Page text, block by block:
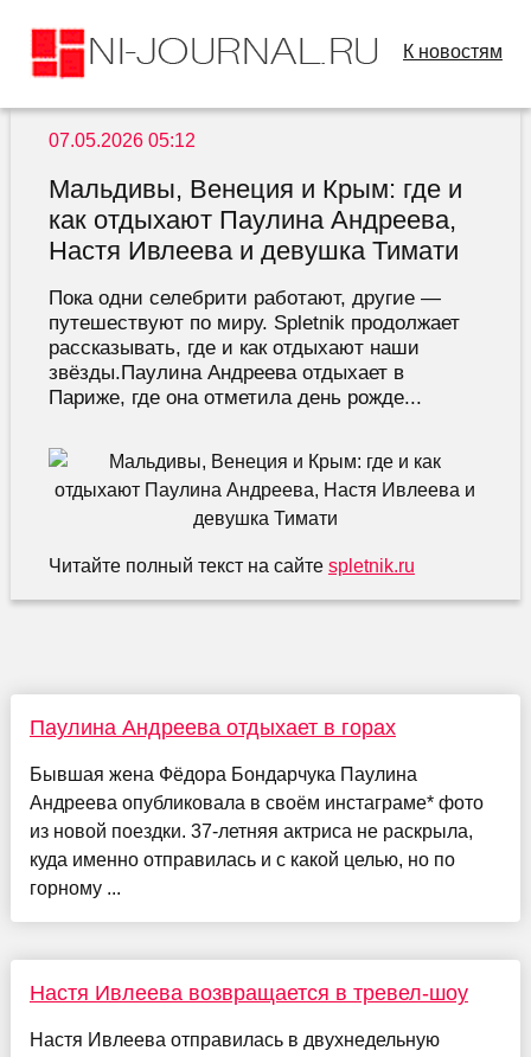
К новостям
07.05.2026 05:12
Мальдивы, Венеция и Крым: где и
как отдыхают Паулина Андреева,
Настя Ивлеева и девушка Тимати
Пока одни селебрити работают, другие —
путешествуют по миру. Spletnik продолжает
рассказывать, где и как отдыхают наши
звёзды.Паулина Андреева отдыхает в
Париже, где она отметила день рожде...
Читайте полный текст на сайте spletnik.ru
Паулина Андреева отдыхает в горах
Бывшая жена Фёдора Бондарчука Паулина
Андреева опубликовала в своём инстаграме* фото
из новой поездки. 37-летняя актриса не раскрыла,
куда именно отправилась и с какой целью, но по
горному ...
Настя Ивлеева возвращается в тревел-шоу
Настя Ивлеева отправилась в двухнедельную